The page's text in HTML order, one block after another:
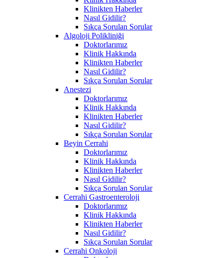
Klinikten Haberler
Nasıl Gidilir?
Sıkça Sorulan Sorular
Algoloji Polikliniği
Doktorlarımız
Klinik Hakkında
Klinikten Haberler
Nasıl Gidilir?
Sıkça Sorulan Sorular
Anestezi
Doktorlarımız
Klinik Hakkında
Klinikten Haberler
Nasıl Gidilir?
Sıkça Sorulan Sorular
Beyin Cerrahi
Doktorlarımız
Klinik Hakkında
Klinikten Haberler
Nasıl Gidilir?
Sıkça Sorulan Sorular
Cerrahi Gastroenteroloji
Doktorlarımız
Klinik Hakkında
Klinikten Haberler
Nasıl Gidilir?
Sıkça Sorulan Sorular
Cerrahi Onkoloji